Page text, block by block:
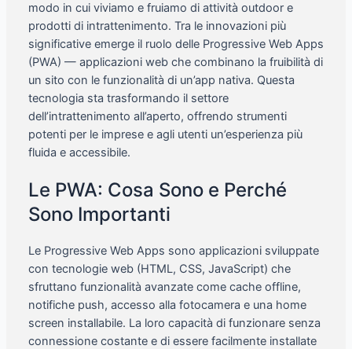
modo in cui viviamo e fruiamo di attività outdoor e
prodotti di intrattenimento. Tra le innovazioni più
significative emerge il ruolo delle Progressive Web Apps
(PWA) — applicazioni web che combinano la fruibilità di
un sito con le funzionalità di un’app nativa. Questa
tecnologia sta trasformando il settore
dell’intrattenimento all’aperto, offrendo strumenti
potenti per le imprese e agli utenti un’esperienza più
fluida e accessibile.
Le PWA: Cosa Sono e Perché
Sono Importanti
Le Progressive Web Apps sono applicazioni sviluppate
con tecnologie web (HTML, CSS, JavaScript) che
sfruttano funzionalità avanzate come cache offline,
notifiche push, accesso alla fotocamera e una home
screen installabile. La loro capacità di funzionare senza
connessione costante e di essere facilmente installate